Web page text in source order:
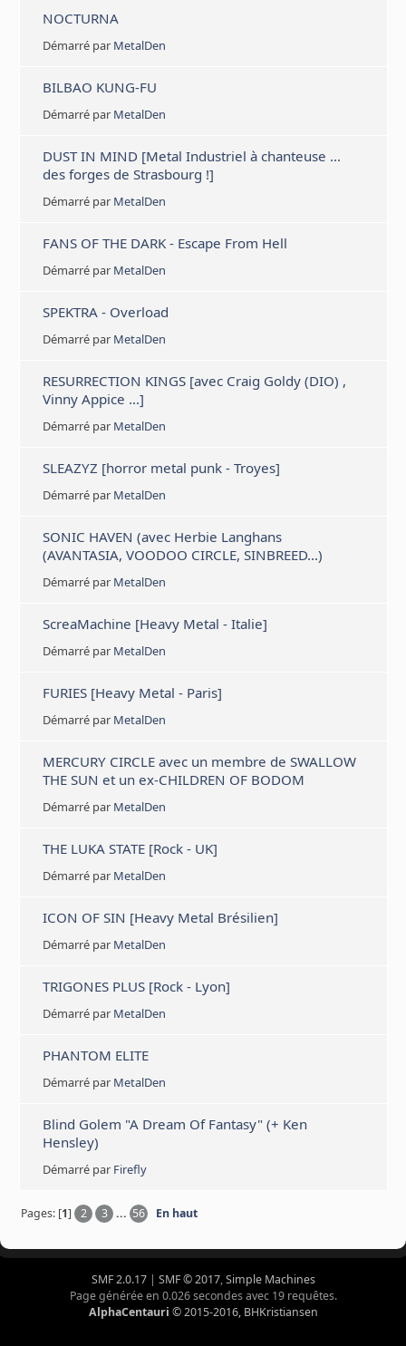
NOCTURNA
Démarré par MetalDen
BILBAO KUNG-FU
Démarré par MetalDen
DUST IN MIND [Metal Industriel à chanteuse ...
des forges de Strasbourg !]
Démarré par MetalDen
FANS OF THE DARK - Escape From Hell
Démarré par MetalDen
SPEKTRA - Overload
Démarré par MetalDen
RESURRECTION KINGS [avec Craig Goldy (DIO) ,
Vinny Appice ...]
Démarré par MetalDen
SLEAZYZ [horror metal punk - Troyes]
Démarré par MetalDen
SONIC HAVEN (avec Herbie Langhans
(AVANTASIA, VOODOO CIRCLE, SINBREED...)
Démarré par MetalDen
ScreaMachine [Heavy Metal - Italie]
Démarré par MetalDen
FURIES [Heavy Metal - Paris]
Démarré par MetalDen
MERCURY CIRCLE avec un membre de SWALLOW
THE SUN et un ex-CHILDREN OF BODOM
Démarré par MetalDen
THE LUKA STATE [Rock - UK]
Démarré par MetalDen
ICON OF SIN [Heavy Metal Brésilien]
Démarré par MetalDen
TRIGONES PLUS [Rock - Lyon]
Démarré par MetalDen
PHANTOM ELITE
Démarré par MetalDen
Blind Golem "A Dream Of Fantasy" (+ Ken
Hensley)
Démarré par Firefly
Pages: [1] 2 3 ... 56 En haut
SMF 2.0.17| SMF © 2017,Simple Machines
Page générée en 0.026 secondes avec 19 requêtes.
AlphaCentauri © 2015-2016, BHKristiansen